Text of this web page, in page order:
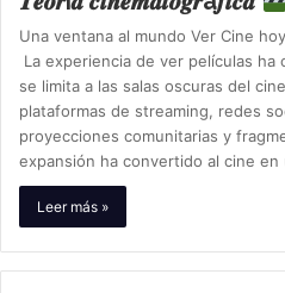
Una ventana al mundo Ver Cine
La experiencia de ver películas ha
se limita a las salas oscuras del
plataformas de streaming, redes
proyecciones comunitarias y
expansión ha convertido al cine
Leer más »